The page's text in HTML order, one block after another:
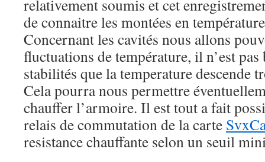
relativement soumis et cet
de connaitre les montées en
Concernant les cavités nous allons
fluctuations de température, il n’est
stabilités que la temperature descende
Cela pourra nous permettre
chauffer l’armoire. Il est tout a fait
relais de commutation de la carte
resistance chauffante selon un seuil